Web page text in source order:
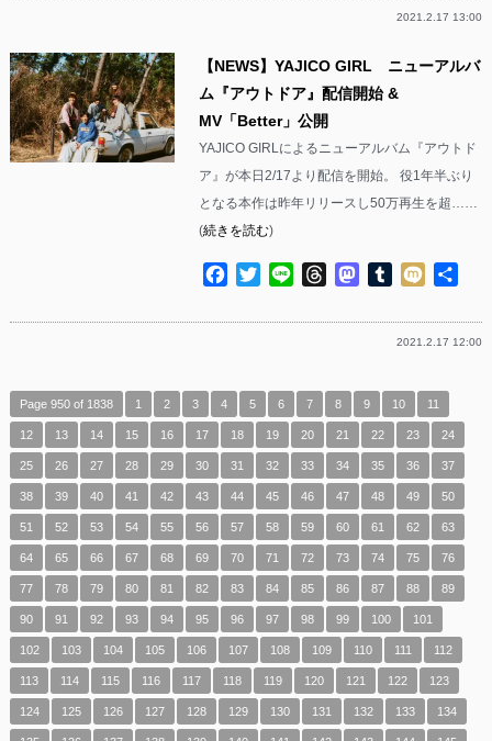
2021.2.17 13:00
【NEWS】YAJICO GIRL ニューアルバ
ム『アウトドア』配信開始 &
MV「Better」公開
YAJICO GIRLによるニューアルバム『アウトド
ア』が本日2/17より配信を開始。 役1年半ぶり
となる本作は昨年リリースし50万再生を超……
(続きを読む)
Facebook
TwitterLine ThreadsMastodon
Tumblr
Mixi
2021.2.17 12:00
Page 950 of 1838 1 2 3 4 5 6 7 8 9 10 11
12 13 14 15 16 17 18 19 20 21 22 23 24
25 26 27 28 29 30 31 32 33 34 35 36 37
38 39 40 41 42 43 44 45 46 47 48 49 50
51 52 53 54 55 56 57 58 59 60 61 62 63
64 65 66 67 68 69 70 71 72 73 74 75 76
77 78 79 80 81 82 83 84 85 86 87 88 89
90 91 92 93 94 95 96 97 98 99 100 101
102 103 104 105 106 107 108 109 110 111 112
113 114 115 116 117 118 119 120 121 122 123
124 125 126 127 128 129 130 131 132 133 134